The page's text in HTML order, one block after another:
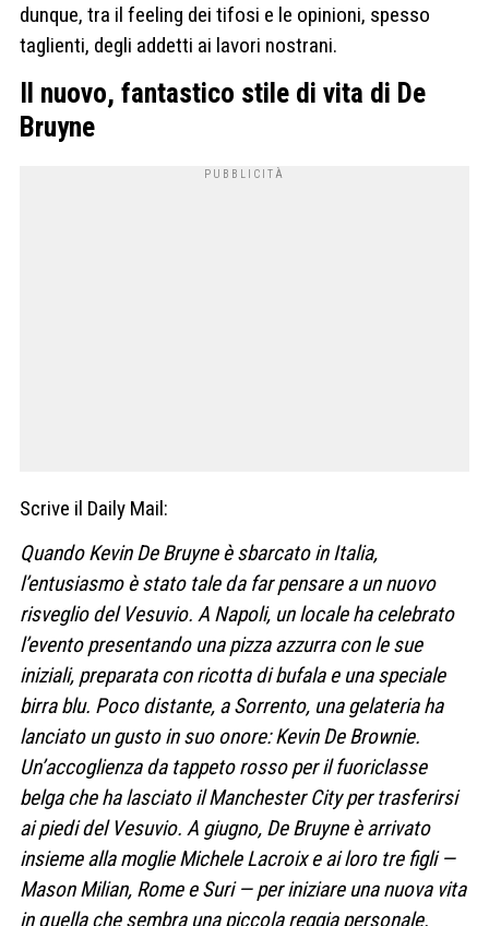
dunque, tra il feeling dei tifosi e le opinioni, spesso
taglienti, degli addetti ai lavori nostrani.
Il nuovo, fantastico stile di vita di De
Bruyne
Scrive il Daily Mail:
Quando Kevin De Bruyne è sbarcato in Italia,
l’entusiasmo è stato tale da far pensare a un nuovo
risveglio del Vesuvio. A Napoli, un locale ha celebrato
l’evento presentando una pizza azzurra con le sue
iniziali, preparata con ricotta di bufala e una speciale
birra blu. Poco distante, a Sorrento, una gelateria ha
lanciato un gusto in suo onore: Kevin De Brownie.
Un’accoglienza da tappeto rosso per il fuoriclasse
belga che ha lasciato il Manchester City per trasferirsi
ai piedi del Vesuvio. A giugno, De Bruyne è arrivato
insieme alla moglie Michele Lacroix e ai loro tre figli —
Mason Milian, Rome e Suri — per iniziare una nuova vita
in quella che sembra una piccola reggia personale.